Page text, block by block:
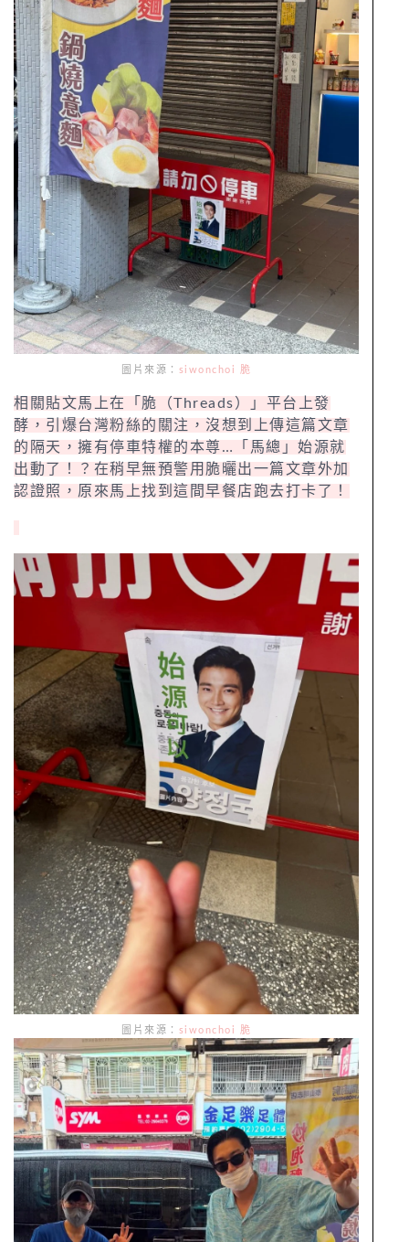
圖片來源： siwonchoi 脆
相關貼文馬上在「脆（Threads）」平台上發
酵，引爆台灣粉絲的關注，沒想到上傳這篇文章
的隔天，擁有停車特權的本尊…「馬總」始源就
出動了！？在稍早無預警用脆曬出一篇文章外加
認證照，原來馬上找到這間早餐店跑去打卡了！
圖片來源： siwonchoi 脆